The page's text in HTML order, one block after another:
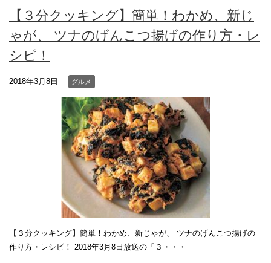
【３分クッキング】簡単！わかめ、新じ
ゃが、 ツナのげんこつ揚げの作り方・レ
シピ！
2018年3月8日 グルメ
【３分クッキング】簡単！わかめ、新じゃが、 ツナのげんこつ揚げの
作り方・レシピ！ 2018年3月8日放送の「３・・・